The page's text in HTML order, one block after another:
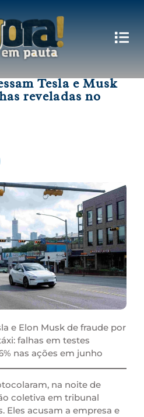
Tesla e Musk
reveladas no
e Elon Musk de fraude por
falhas em testes
nas ações em junho
na noite de
coletiva em tribunal
Eles acusam a empresa e